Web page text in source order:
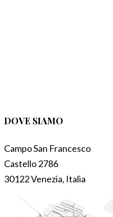
DOVE SIAMO
Campo San Francesco
Castello 2786
30122 Venezia, Italia